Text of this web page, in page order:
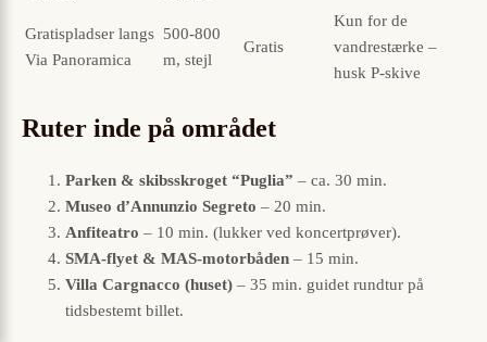
Gratispladser langs
Via Panoramica
500-800
m, stejl
Gratis
Kun for de
vandrestærke –
husk P-skive
Ruter inde på området
Parken & skibsskroget “Puglia” – ca. 30 min.
Museo d’Annunzio Segreto – 20 min.
Anfi­teatro – 10 min. (lukker ved koncertprøver).
SMA-flyet & MAS-motorbåden – 15 min.
Villa Cargnacco (huset) – 35 min. guidet rundtur på
tidsbestemt billet.